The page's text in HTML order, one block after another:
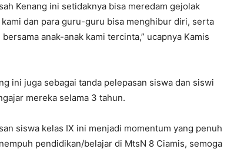
Kenang ini setidaknya bisa meredam gejolak
dan para guru-guru bisa menghibur diri, serta
anak-anak kami tercinta,” ucapnya Kamis
ini juga sebagai tanda pelepasan siswa dan siswi
mereka selama 3 tahun.
siswa kelas IX ini menjadi momentum yang penuh
pendidikan/belajar di MtsN 8 Ciamis, semoga